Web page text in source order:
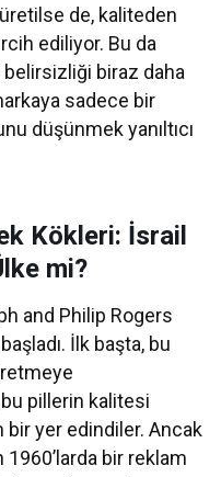
de, kaliteden
ediliyor. Bu da
belirsizliği biraz daha
sadece bir
düşünmek yanıltıcı
Kökleri: İsrail
mi?
and Philip Rogers
İlk başta, bu
bu pillerin kalitesi
yer edindiler. Ancak
1960’larda bir reklam